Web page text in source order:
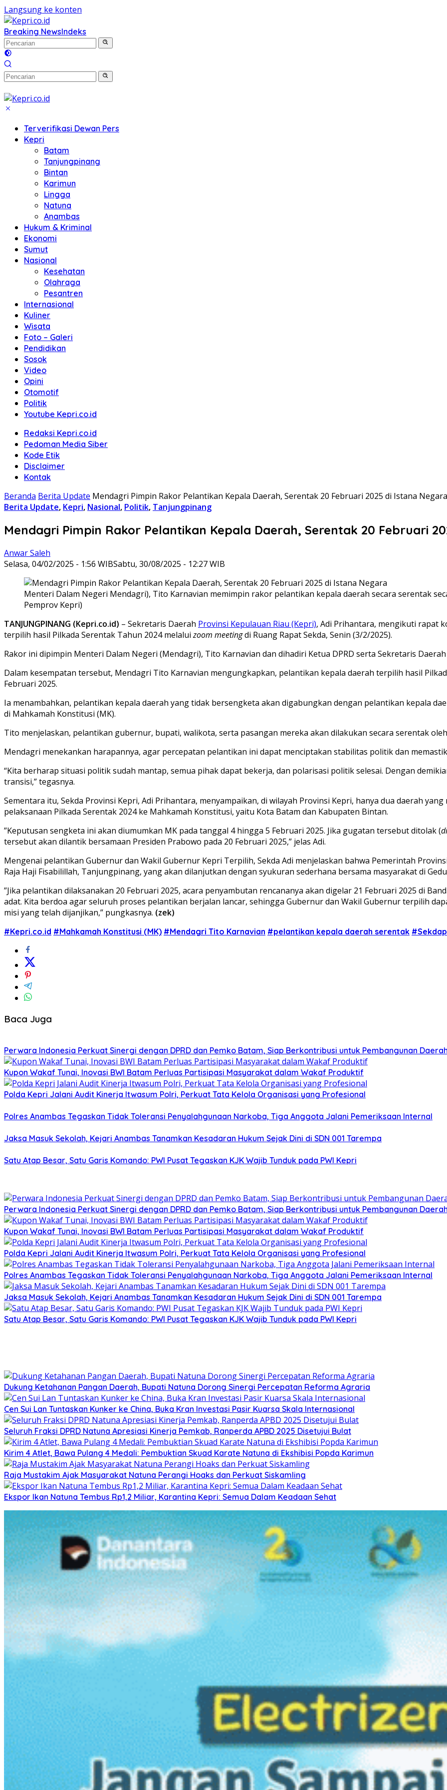
Langsung ke konten
Breaking NewsIndeks
Terverifikasi Dewan Pers
Kepri
Batam
Tanjungpinang
Bintan
Karimun
Lingga
Natuna
Anambas
Hukum & Kriminal
Ekonomi
Sumut
Nasional
Kesehatan
Olahraga
Pesantren
Internasional
Kuliner
Wisata
Foto – Galeri
Pendidikan
Sosok
Video
Opini
Otomotif
Politik
Youtube Kepri.co.id
Redaksi Kepri.co.id
Pedoman Media Siber
Kode Etik
Disclaimer
Kontak
Beranda Berita Update Mendagri Pimpin Rakor Pelantikan Kepala Daerah, Serentak 20 Februari 2025 di Istana Negara
Berita Update, Kepri, Nasional, Politik, Tanjungpinang
Mendagri Pimpin Rakor Pelantikan Kepala Daerah, Serentak 20 Februari
Anwar Saleh
Selasa, 04/02/2025 - 1:56 WIBSabtu, 30/08/2025 - 12:27 WIB
Menteri Dalam Negeri Mendagri), Tito Karnavian memimpin rakor pelantikan kepala daerah secara serentak
Pemprov Kepri)
TANJUNGPINANG (Kepri.co.id) – Sekretaris Daerah Provinsi Kepulauan Riau (Kepri), Adi Prihantara, mengikuti rapat
terpilih hasil Pilkada Serentak Tahun 2024 melaluizoom meetingdi Ruang Rapat Sekda, Senin (3/2/2025).
Rakor ini dipimpin Menteri Dalam Negeri (Mendagri), Tito Karnavian dan dihadiri Ketua DPRD serta Sekretaris
Dalam kesempatan tersebut, Mendagri Tito Karnavian mengungkapkan, pelantikan kepala daerah terpilih hasil
Februari 2025.
Ia menambahkan, pelantikan kepala daerah yang tidak bersengketa akan digabungkan dengan pelantikan kepala
di Mahkamah Konstitusi (MK).
Tito menjelaskan, pelantikan gubernur, bupati, walikota, serta pasangan mereka akan dilakukan secara serentak
Mendagri menekankan harapannya, agar percepatan pelantikan ini dapat menciptakan stabilitas politik dan
“Kita berharap situasi politik sudah mantap, semua pihak dapat bekerja, dan polarisasi politik selesai. Dengan
transisi,” tegasnya.
Sementara itu, Sekda Provinsi Kepri, Adi Prihantara, menyampaikan, di wilayah Provinsi Kepri, hanya dua daerah
pelaksanaan Pilkada Serentak 2024 ke Mahkamah Konstitusi, yaitu Kota Batam dan Kabupaten Bintan.
”Keputusan sengketa ini akan diumumkan MK pada tanggal 4 hingga 5 Februari 2025. Jika gugatan tersebut ditolak (
tersebut akan dilantik bersamaan Presiden Prabowo pada 20 Februari 2025,” jelas Adi.
Mengenai pelantikan Gubernur dan Wakil Gubernur Kepri Terpilih, Sekda Adi menjelaskan bahwa Pemerintah
Raja Haji Fisabilillah, Tanjungpinang, yang akan dilanjutkan dengan syukuran sederhana bersama masyarakat di
”Jika pelantikan dilaksanakan 20 Februari 2025, acara penyambutan rencananya akan digelar 21 Februari 2025 di
adat. Kita berdoa agar seluruh proses pelantikan berjalan lancar, sehingga Gubernur dan Wakil Gubernur terpilih
misi yang telah dijanjikan,” pungkasnya. (zek)
#Kepri.co.id #Mahkamah Konstitusi (MK) #Mendagri Tito Karnavian #pelantikan kepala daerah serentak
Baca Juga
Perwara Indonesia Perkuat Sinergi dengan DPRD dan Pemko Batam, Siap Berkontribusi untuk Pembangunan
Kupon Wakaf Tunai, Inovasi BWI Batam Perluas Partisipasi Masyarakat dalam Wakaf Produktif
Polda Kepri Jalani Audit Kinerja Itwasum Polri, Perkuat Tata Kelola Organisasi yang Profesional
Polres Anambas Tegaskan Tidak Toleransi Penyalahgunaan Narkoba, Tiga Anggota Jalani Pemeriksaan Internal
Jaksa Masuk Sekolah, Kejari Anambas Tanamkan Kesadaran Hukum Sejak Dini di SDN 001 Tarempa
Satu Atap Besar, Satu Garis Komando: PWI Pusat Tegaskan KJK Wajib Tunduk pada PWI Kepri
Perwara Indonesia Perkuat Sinergi dengan DPRD dan Pemko Batam, Siap Berkontribusi untuk Pembangunan
Kupon Wakaf Tunai, Inovasi BWI Batam Perluas Partisipasi Masyarakat dalam Wakaf Produktif
Polda Kepri Jalani Audit Kinerja Itwasum Polri, Perkuat Tata Kelola Organisasi yang Profesional
Polres Anambas Tegaskan Tidak Toleransi Penyalahgunaan Narkoba, Tiga Anggota Jalani Pemeriksaan Internal
Jaksa Masuk Sekolah, Kejari Anambas Tanamkan Kesadaran Hukum Sejak Dini di SDN 001 Tarempa
Satu Atap Besar, Satu Garis Komando: PWI Pusat Tegaskan KJK Wajib Tunduk pada PWI Kepri
Dukung Ketahanan Pangan Daerah, Bupati Natuna Dorong Sinergi Percepatan Reforma Agraria
Cen Sui Lan Tuntaskan Kunker ke China, Buka Kran Investasi Pasir Kuarsa Skala Internasional
Seluruh Fraksi DPRD Natuna Apresiasi Kinerja Pemkab, Ranperda APBD 2025 Disetujui Bulat
Kirim 4 Atlet, Bawa Pulang 4 Medali: Pembuktian Skuad Karate Natuna di Ekshibisi Popda Karimun
Raja Mustakim Ajak Masyarakat Natuna Perangi Hoaks dan Perkuat Siskamling
Ekspor Ikan Natuna Tembus Rp1,2 Miliar, Karantina Kepri: Semua Dalam Keadaan Sehat